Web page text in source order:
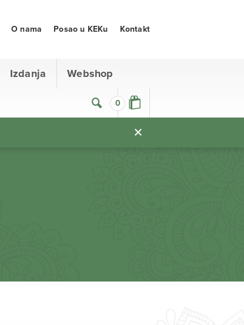
0
Izdanja Webshop
O nama Posao u KEKu Kontakt